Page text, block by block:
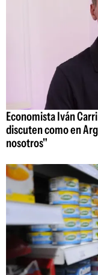
Economista Iván
discuten como en
nosotros"